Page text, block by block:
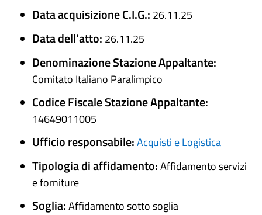
Data acquisizione C.I.G.: 26.11.25
Data dell'atto: 26.11.25
Denominazione Stazione Appaltante:
Comitato Italiano Paralimpico
Codice Fiscale Stazione Appaltante:
14649011005
Ufficio responsabile:Acquisti e Logistica
Tipologia di affidamento:Affidamento servizi
e forniture
Soglia:Affidamento sotto soglia